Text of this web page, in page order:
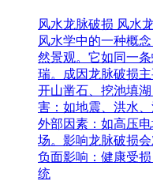
风水龙脉破损 风水
风水学中的一种概
然景观。它如同一
瑞。成因龙脉破损
开山凿石、挖池填
害：如地震、洪水
外部因素：如高压
场。影响龙脉破损
负面影响：健康受
统